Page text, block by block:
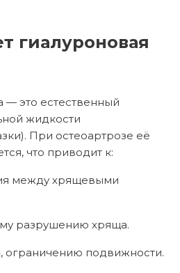
— это естественный
жидкости
При остеоартрозе её
что приводит к:
между хрящевыми
разрушению хряща.
ограничению подвижности.